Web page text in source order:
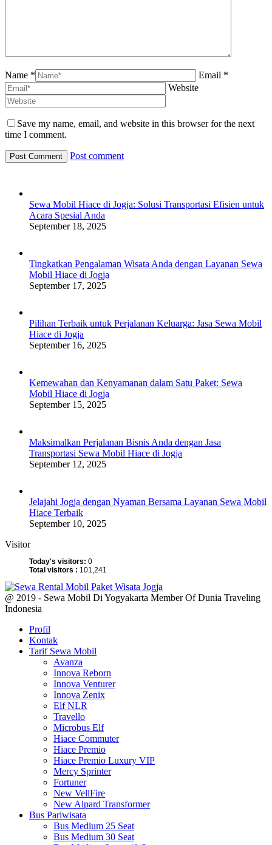
Name *
Email *
Website
Save my name, email, and website in this browser for the next
time I comment.
Post comment
Sewa Mobil Hiace di Jogja: Solusi Transportasi Efisien untuk
Acara Spesial Anda
September 18, 2025
Tingkatkan Pengalaman Wisata Anda dengan Layanan Sewa
Mobil Hiace di Jogja
September 17, 2025
Pilihan Terbaik untuk Perjalanan Keluarga: Jasa Sewa Mobil
Hiace di Jogja
September 16, 2025
Kemewahan dan Kenyamanan dalam Satu Paket: Sewa
Mobil Hiace di Jogja
September 15, 2025
Maksimalkan Perjalanan Bisnis Anda dengan Jasa
Transportasi Sewa Mobil Hiace di Jogja
September 12, 2025
Jelajahi Jogja dengan Nyaman Bersama Layanan Sewa Mobil
Hiace Terbaik
September 10, 2025
Visitor
Today's visitors: 0
Total visitors : 101,241
@ 2019 - Sewa Mobil Di Yogyakarta Member Of Dunia Traveling
Indonesia
Profil
Kontak
Tarif Sewa Mobil
Avanza
Innova Reborn
Innova Venturer
Innova Zenix
Elf NLR
Travello
Microbus Elf
Hiace Commuter
Hiace Premio
Hiace Premio Luxury VIP
Mercy Sprinter
Fortuner
New VellFire
New Alpard Transformer
Bus Pariwisata
Bus Medium 25 Seat
Bus Medium 30 Seat